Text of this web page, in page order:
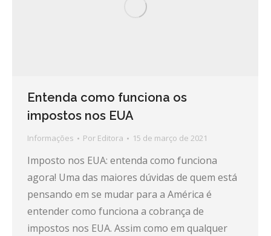
Entenda como funciona os
impostos nos EUA
Informações Por Editora 15 de março de 2021
Imposto nos EUA: entenda como funciona
agora! Uma das maiores dúvidas de quem está
pensando em se mudar para a América é
entender como funciona a cobrança de
impostos nos EUA. Assim como em qualquer